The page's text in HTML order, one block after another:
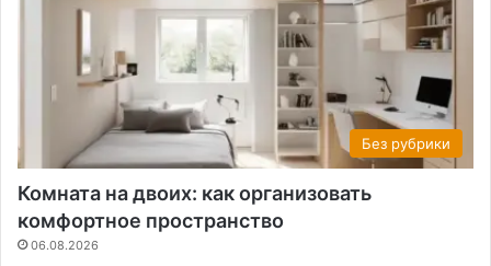
Без рубрики
Комната на двоих: как организовать
комфортное пространство
06.08.2026